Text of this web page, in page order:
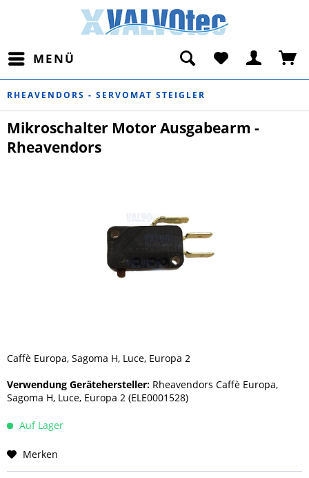
MENÜ
RHEAVENDORS - SERVOMAT STEIGLER
Mikroschalter Motor Ausgabearm -
Rheavendors
Caffè Europa, Sagoma H, Luce, Europa 2
Verwendung Gerätehersteller: Rheavendors Caffè Europa,
Sagoma H, Luce, Europa 2 (ELE0001528)
Auf Lager
Merken